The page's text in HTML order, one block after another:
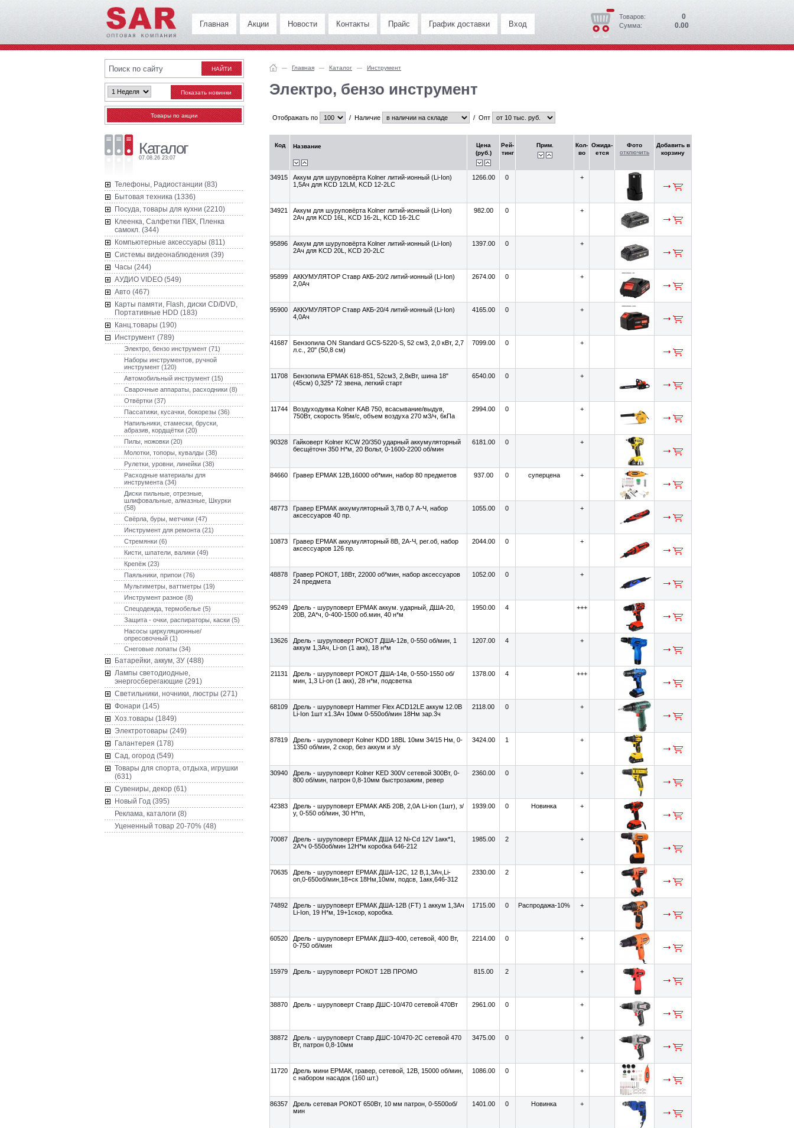
Главная Акции Новости Контакты Прайс График доставки Вход
Товаров: 0
Сумма: 0.00
Каталог
07.08.26 23:07
Телефоны, Радиостанции (83)
Бытовая техника (1336)
Посуда, товары для кухни (2210)
Клеенка, Салфетки ПВХ, Пленка
самокл. (344)
Компьютерные аксессуары (811)
Системы видеонаблюдения (39)
Часы (244)
AУДИО VIDEO (549)
Авто (467)
Карты памяти, Flash, диски CD/DVD,
Портативные HDD (183)
Канц.товары (190)
Инструмент (789)
Электро, бензо инструмент (71)
Наборы инструментов, ручной
инструмент (120)
Автомобильный инструмент (15)
Сварочные аппараты, расходники (8)
Отвёртки (37)
Пассатижи, кусачки, бокорезы (36)
Напильники, стамески, бруски,
абразив, кордщётки (20)
Пилы, ножовки (20)
Молотки, топоры, кувалды (38)
Рулетки, уровни, линейки (38)
Расходные материалы для
инструмента (34)
Диски пильные, отрезные,
шлифовальные, алмазные, Шкурки
(58)
Свёрла, буры, метчики (47)
Инструмент для ремонта (21)
Стремянки (6)
Кисти, шпатели, валики (49)
Крепёж (23)
Паяльники, припои (76)
Мультиметры, ваттметры (19)
Инструмент разное (8)
Спецодежда, термобелье (5)
Защита - очки, распираторы, каски (5)
Насосы циркуляционные/
опресовочный (1)
Снеговые лопаты (34)
Батарейки, аккум, ЗУ (488)
Лампы светодиодные,
энергосберегающие (291)
Светильники, ночники, люстры (271)
Фонари (145)
Хоз.товары (1849)
Электротовары (249)
Галантерея (178)
Сад, огород (549)
Товары для спорта, отдыха, игрушки
(631)
Сувениры, декор (61)
Новый Год (395)
Реклама, каталоги (8)
Уцененный товар 20-70% (48)
Главная Каталог Инструмент
Электро, бензо инструмент
Отображать по / Наличие / Опт
Код Название
Цена
(руб.)
Рей-
тинг
Прим.
Кол-
во
Ожида-
ется
Фото
отключить
Добавить в
корзину
34915
Аккум для шуруповёрта Kolner литий-ионный (Li-Ion)
1,5Ач для KCD 12LM, KCD 12-2LС
1266.00 0 +
34921
Аккум для шуруповёрта Kolner литий-ионный (Li-Ion)
2Ач для KCD 16L, KCD 16-2L, KCD 16-2LC
982.00 0 +
95896
Аккум для шуруповёрта Kolner литий-ионный (Li-Ion)
2Ач для KCD 20L, KCD 20-2LС
1397.00 0 +
95899
АККУМУЛЯТОР Ставр АКБ-20/2 литий-ионный (Li-Ion)
2,0Ач
2674.00 0 +
95900
АККУМУЛЯТОР Ставр АКБ-20/4 литий-ионный (Li-Ion)
4,0Ач
4165.00 0 +
41687
Бензопила ON Standard GCS-5220-S, 52 см3, 2,0 кВт, 2,7
л.с., 20" (50,8 см)
7099.00 0 +
11708
Бензопила ЕРМАК 618-851, 52см3, 2,8кВт, шина 18"
(45см) 0,325* 72 звена, легкий старт
6540.00 0 +
11744
Воздуходувка Kolner KAB 750, всасывание/выдув,
750Вт, скорость 95м/с, объем воздуха 270 м3/ч, 6кПа
2994.00 0 +
90328
Гайковерт Kolner KCW 20/350 ударный аккумуляторный
бесщёточн 350 Н*м, 20 Вольт, 0-1600-2200 об/мин
6181.00 0 +
84660 Гравер ЕРМАК 12В,16000 об*мин, набор 80 предметов 937.00 0 суперцена +
48773
Гравер ЕРМАК аккумуляторный 3,7В 0,7 А-Ч, набор
аксессуаров 40 пр.
1055.00 0 +
10873
Гравер ЕРМАК аккумуляторный 8В, 2А-Ч, рег.об, набор
аксессуаров 126 пр.
2044.00 0 +
48878
Гравер РОКОТ, 18Вт, 22000 об*мин, набор аксессуаров
24 предмета
1052.00 0 +
95249
Дрель - шуруповерт ЕРМАК аккум. ударный, ДША-20,
20В, 2А*ч, 0-400-1500 об.мин, 40 н*м
1950.00 4 +++
13626
Дрель - шуруповерт РОКОТ ДША-12в, 0-550 об/мин, 1
аккум 1,3Ач, Li-on (1 акк), 18 н*м
1207.00 4 +
21131
Дрель - шуруповерт РОКОТ ДША-14в, 0-550-1550 об/
мин, 1,3 Li-on (1 акк), 28 н*м, подсветка
1378.00 4 +++
68109
Дрель - шуруповерт Hammer Flex ACD12LE аккум 12.0В
Li-Ion 1шт x1.3Ач 10мм 0-550об/мин 18Нм зар.3ч
2118.00 0 +
87819
Дрель - шуруповерт Kolner KDD 18BL 10мм 34/15 Нм, 0-
1350 об/мин, 2 скор, без аккум и з/у
3424.00 1 +
30940
Дрель - шуруповерт Kolner KED 300V сетевой 300Вт, 0-
800 об/мин, патрон 0,8-10мм быстрозажим, ревер
2360.00 0 +
42383
Дрель - шуруповерт ЕРМАК АКБ 20В, 2,0А Li-ion (1шт), з/
у, 0-550 об/мин, 30 H*m,
1939.00 0 Новинка +
70087
Дрель - шуруповерт ЕРМАК ДША 12 Ni-Cd 12V 1акк*1,
2А*ч 0-550об/мин 12Н*м коробка 646-212
1985.00 2 +
70635
Дрель - шуруповерт ЕРМАК ДША-12C, 12 В,1,3Ач,Li-
on,0-650об/мин,18+ск 18Нм,10мм, подсв, 1акк,646-312
2330.00 2 +
74892
Дрель - шуруповерт ЕРМАК ДША-12В (FT) 1 аккум 1,3Ач
Li-Ion, 19 Н*м, 19+1скор, коробка.
1715.00 0 Распродажа-10% +
60520
Дрель - шуруповерт ЕРМАК ДШЭ-400, сетевой, 400 Вт,
0-750 об/мин
2214.00 0 +
15979 Дрель - шуруповерт РОКОТ 12В ПРОМО 815.00 2 +
38870 Дрель - шуруповерт Ставр ДШС-10/470 сетевой 470Вт 2961.00 0 +
38872
Дрель - шуруповерт Ставр ДШС-10/470-2C сетевой 470
Вт, патрон 0,8-10мм
3475.00 0 +
11720
Дрель мини ЕРМАК, гравер, сетевой, 12В, 15000 об/мин,
с набором насадок (160 шт.)
1086.00 0 +
86357
Дрель сетевая РОКОТ 650Вт, 10 мм патрон, 0-5500об/
мин
1401.00 0 Новинка +